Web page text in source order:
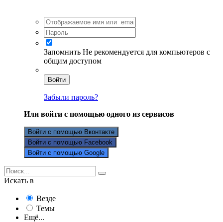
Запомнить Не рекомендуется для компьютеров с
общим доступом
Войти
Забыли пароль?
Или войти с помощью одного из сервисов
Войти с помощью Вконтакте
Войти с помощью Facebook
Войти с помощью Google
Искать в
Везде
Темы
Ещё...